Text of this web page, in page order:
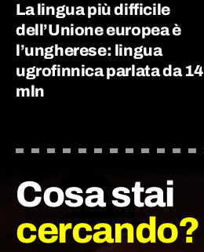
La lingua più difficile
dell’Unione europea è
l’ungherese: lingua
ugrofinnica parlata da 14
mln
Cosa stai
cercando?